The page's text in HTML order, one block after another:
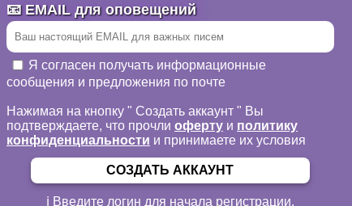
📧 EMAIL для оповещений
Я согласен получать информационные
сообщения и предложения по почте
Нажимая на кнопку " Создать аккаунт " Вы
подтверждаете, что прочли оферту и политику
конфиденциальности и принимаете их условия
СОЗДАТЬ АККАУНТ
ℹ️ Введите логин для начала регистрации.